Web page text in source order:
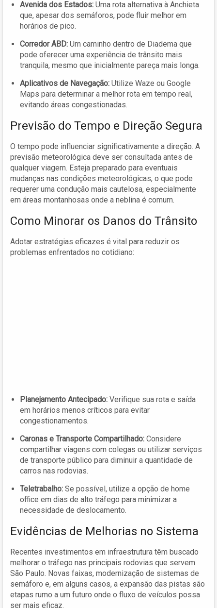
Avenida dos Estados: Uma rota alternativa à Anchieta
que, apesar dos semáforos, pode fluir melhor em
horários de pico.
Corredor ABD: Um caminho dentro de Diadema que
pode oferecer uma experiência de trânsito mais
tranquila, mesmo que inicialmente pareça mais longa.
Aplicativos de Navegação: Utilize Waze ou Google
Maps para determinar a melhor rota em tempo real,
evitando áreas congestionadas.
Previsão do Tempo e Direção Segura
O tempo pode influenciar significativamente a direção. A
previsão meteorológica deve ser consultada antes de
qualquer viagem. Esteja preparado para eventuais
mudanças nas condições meteorológicas, o que pode
requerer uma condução mais cautelosa, especialmente
em áreas montanhosas onde a neblina é comum.
Como Minorar os Danos do Trânsito
Adotar estratégias eficazes é vital para reduzir os
problemas enfrentados no cotidiano:
Planejamento Antecipado: Verifique sua rota e saída
em horários menos críticos para evitar
congestionamentos.
Caronas e Transporte Compartilhado: Considere
compartilhar viagens com colegas ou utilizar serviços
de transporte público para diminuir a quantidade de
carros nas rodovias.
Teletrabalho: Se possível, utilize a opção de home
office em dias de alto tráfego para minimizar a
necessidade de deslocamento.
Evidências de Melhorias no Sistema
Recentes investimentos em infraestrutura têm buscado
melhorar o tráfego nas principais rodovias que servem
São Paulo. Novas faixas, modernização de sistemas de
semáforo e, em alguns casos, a expansão das pistas são
etapas rumo a um futuro onde o fluxo de veículos possa
ser mais eficaz.